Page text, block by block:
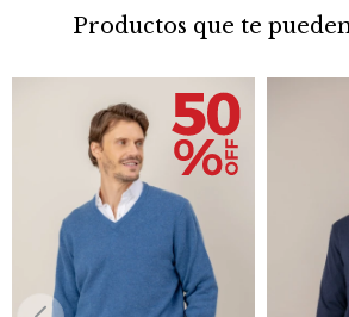
Productos que te